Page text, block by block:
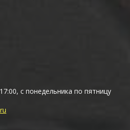
с понедельника по пятницу